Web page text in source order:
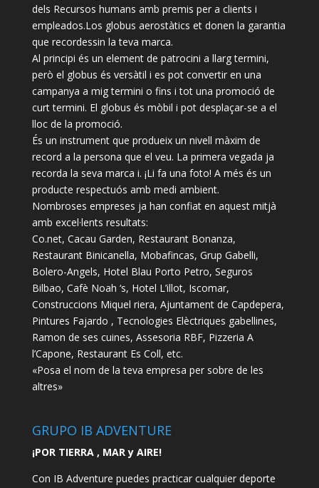
dels Recursos humans amb premis per a clients i
empleados.Los globus aerostàtics et donen la garantia
que recordessin la teva marca.
Al principi és un element de patrocini a llarg termini,
però el globus és versàtil i es pot convertir en una
campanya a mig termini o fins i tot una promoció de
curt termini. El globus és mòbil i pot desplaçar-se a el
lloc de la promoció.
És un instrument que produeix un nivell màxim de
record a la persona que el veu. La primera vegada ja
recorda la seva marca i. ¡Li fa una foto! A més és un
producte respectuós amb medi ambient.
Nombroses empreses ja han confiat en aquest mitjà
amb excel·lents resultats:
Co.net, Cacau Garden, Restaurant Bonanza,
Restaurant Binicanella, Mobafincas, Grup Gabelli,
Bolero-Angels, Hotel Blau Porto Petro, Seguros
Bilbao, Cafè Noah ‘s, Hotel L’illot, Iscomar,
Construccions Miquel riera, Ajuntament de Capdepera,
Pintures Fajardo , Tecnologies Elèctriques gabellines,
Ramon de ses cuines, Assesoria RBF, Pizzeria A
l’Capone, Restaurant Es Coll, etc.
«Posa el nom de la teva empresa per sobre de les
altres»
GRUPO IB ADVENTURE
¡POR TIERRA , MAR y AIRE!
Con IB Adventure puedes practicar cualquier deporte